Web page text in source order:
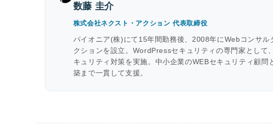
数藤 圭介
株式会社ネクスト・アクション 代表取締役
パイオニア(株)にて15年間勤務後、2008年にWebコンサ
クションを設立。WordPressセキュリティの専門家とし
キュリティ対策を実施。中小企業のWEBセキュリティ顧
築まで一貫して支援。